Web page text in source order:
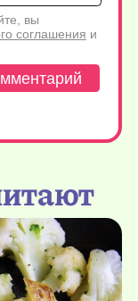
вы
соглашения и